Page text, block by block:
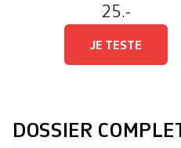
25.-
JE TESTE
DOSSIER